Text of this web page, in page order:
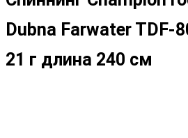
Dubna Farwater TDF-
21 г длина 240 см